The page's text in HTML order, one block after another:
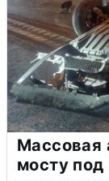
Массовая
мосту под